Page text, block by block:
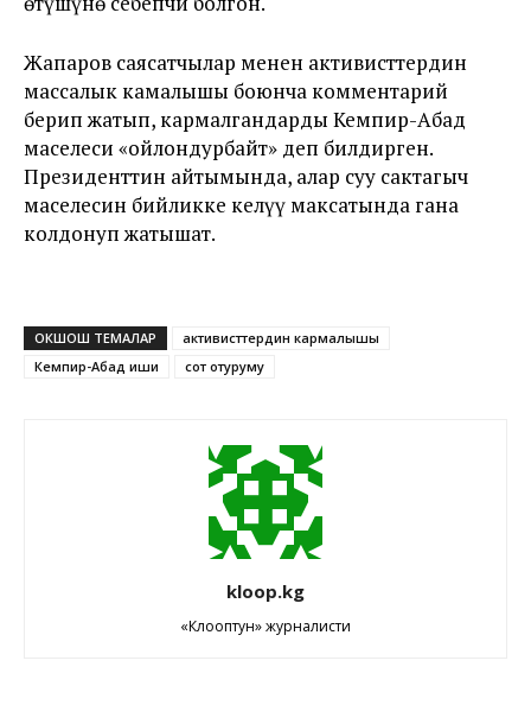
Жапаров саясатчылар менен активисттердин
массалык камалышы боюнча комментарий
берип жатып, кармалгандарды Кемпир-Абад
маселеси «ойлондурбайт» деп билдирген.
Президенттин айтымында, алар суу сактагыч
маселесин бийликке келүү максатында гана
колдонуп жатышат.
ОКШОШ ТЕМАЛАР
активисттердин кармалышы
Кемпир-Абад иши
сот отуруму
kloop.kg
«Клооптун» журналисти